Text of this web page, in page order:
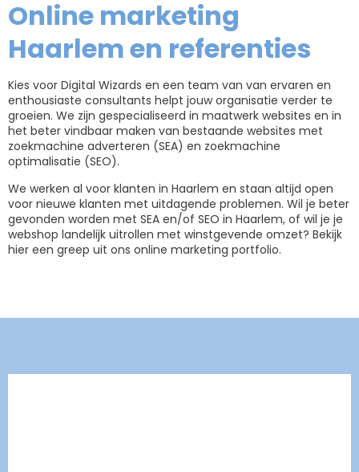
Online marketing
Haarlem en referenties
Kies voor Digital Wizards en een team van van ervaren en
enthousiaste consultants helpt jouw organisatie verder te
groeien. We zijn gespecialiseerd in maatwerk websites en in
het beter vindbaar maken van bestaande websites met
zoekmachine adverteren (SEA) en zoekmachine
optimalisatie (SEO).
We werken al voor klanten in Haarlem en staan altijd open
voor nieuwe klanten met uitdagende problemen. Wil je beter
gevonden worden met SEA en/of SEO in Haarlem, of wil je je
webshop landelijk uitrollen met winstgevende omzet? Bekijk
hier een greep uit ons online marketing portfolio.